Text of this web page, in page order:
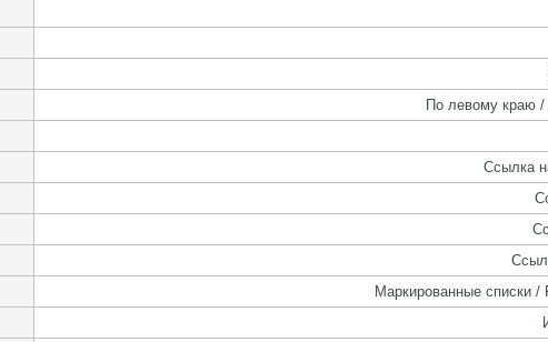
По левому краю
Ссылка
Маркированные списки